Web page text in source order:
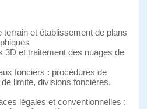
et établissement de plans
3D et traitement des nuages de
fonciers : procédures de
limite, divisions foncières,
légales et conventionnelles :